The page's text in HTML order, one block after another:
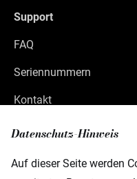
Datenschutz-Hinweis
Auf dieser Seite werden
Support
FAQ
Seriennummern
Kontakt